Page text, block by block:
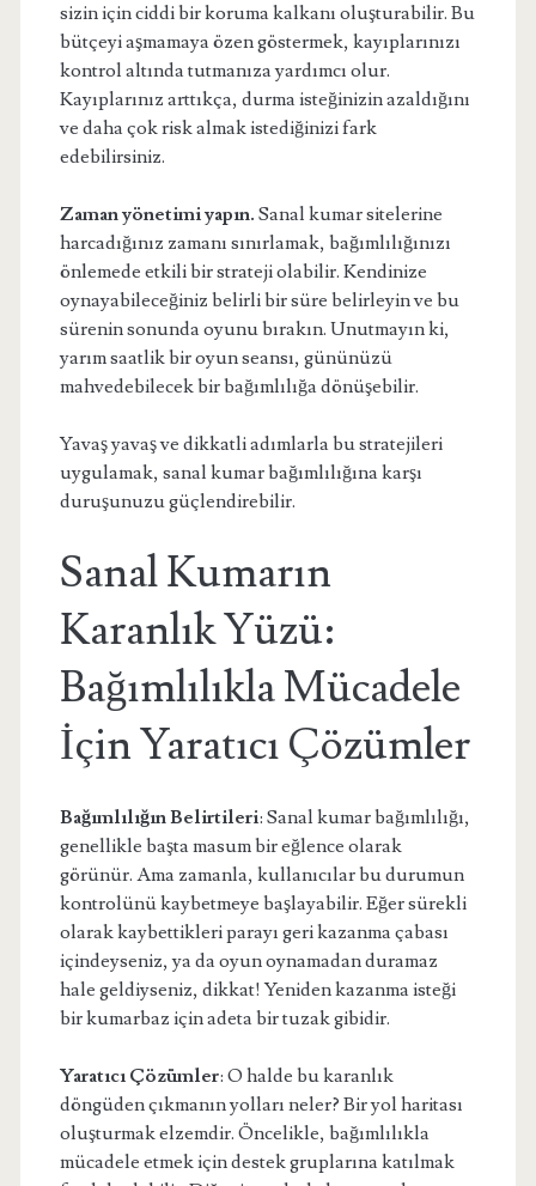
sizin için ciddi bir koruma kalkanı oluşturabilir. Bu
bütçeyi aşmamaya özen göstermek, kayıplarınızı
kontrol altında tutmanıza yardımcı olur.
Kayıplarınız arttıkça, durma isteğinizin azaldığını
ve daha çok risk almak istediğinizi fark
edebilirsiniz.
Zaman yönetimi yapın. Sanal kumar sitelerine
harcadığınız zamanı sınırlamak, bağımlılığınızı
önlemede etkili bir strateji olabilir. Kendinize
oynayabileceğiniz belirli bir süre belirleyin ve bu
sürenin sonunda oyunu bırakın. Unutmayın ki,
yarım saatlik bir oyun seansı, gününüzü
mahvedebilecek bir bağımlılığa dönüşebilir.
Yavaş yavaş ve dikkatli adımlarla bu stratejileri
uygulamak, sanal kumar bağımlılığına karşı
duruşunuzu güçlendirebilir.
Sanal Kumarın
Karanlık Yüzü:
Bağımlılıkla Mücadele
İçin Yaratıcı Çözümler
Bağımlılığın Belirtileri: Sanal kumar bağımlılığı,
genellikle başta masum bir eğlence olarak
görünür. Ama zamanla, kullanıcılar bu durumun
kontrolünü kaybetmeye başlayabilir. Eğer sürekli
olarak kaybettikleri parayı geri kazanma çabası
içindeyseniz, ya da oyun oynamadan duramaz
hale geldiyseniz, dikkat! Yeniden kazanma isteği
bir kumarbaz için adeta bir tuzak gibidir.
Yaratıcı Çözümler: O halde bu karanlık
döngüden çıkmanın yolları neler? Bir yol haritası
oluşturmak elzemdir. Öncelikle, bağımlılıkla
mücadele etmek için destek gruplarına katılmak